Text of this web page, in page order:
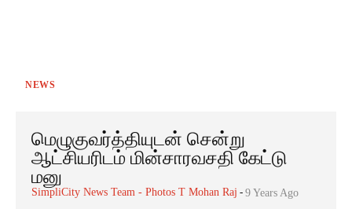
NEWS
மெழுகுவர்த்தியுடன் சென்று
ஆட்சியரிடம் மின்சாரவசதி கேட்டு
மனு
SimpliCity News Team - Photos T Mohan Raj - 9 Years Ago